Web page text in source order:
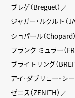
ブレゲ（Breguet）
ジャガー・ルクルト（
ショパール（Chopard）
フランク ミュラー（
ブライトリング（
アイ・ダブリュー・シー
ゼニス（ZENITH）